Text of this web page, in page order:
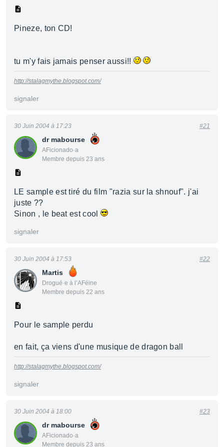
Pineze, ton CD!
tu m'y fais jamais penser aussi!!
http://stalagmythe.blogspot.com/
signaler
dr mabourse
AFicionado·a
Membre depuis 23 ans
30 Juin 2004 à 17:23 #21
LE sample est tiré du film "razia sur la shnouf". j'ai
juste ??
Sinon , le beat est cool
signaler
Martis
Drogué·e à l’AFéine
Membre depuis 22 ans
30 Juin 2004 à 17:53 #22
Pour le sample perdu
en fait, ça viens d'une musique de dragon ball
http://stalagmythe.blogspot.com/
signaler
dr mabourse
AFicionado·a
Membre depuis 23 ans
30 Juin 2004 à 18:00 #23